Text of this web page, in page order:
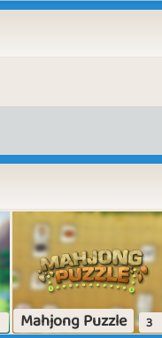
Mahjong Puzzle 3